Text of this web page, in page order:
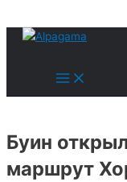
содержимому
Main
Menu
Буин
маршрут